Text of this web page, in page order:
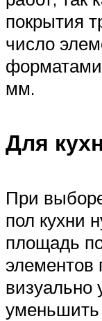
покрытия
число
мм.
Для
При
пол кухни
площадь
элементов
визуально